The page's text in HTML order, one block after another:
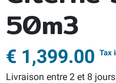
50m3
€ 1,399.00 Tax
Livraison entre 2 et 8 jours